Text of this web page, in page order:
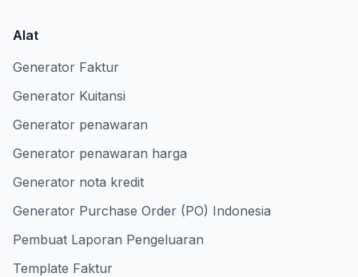
Alat
Generator Faktur
Generator Kuitansi
Generator penawaran
Generator penawaran harga
Generator nota kredit
Generator Purchase Order (PO) Indonesia
Pembuat Laporan Pengeluaran
Template Faktur